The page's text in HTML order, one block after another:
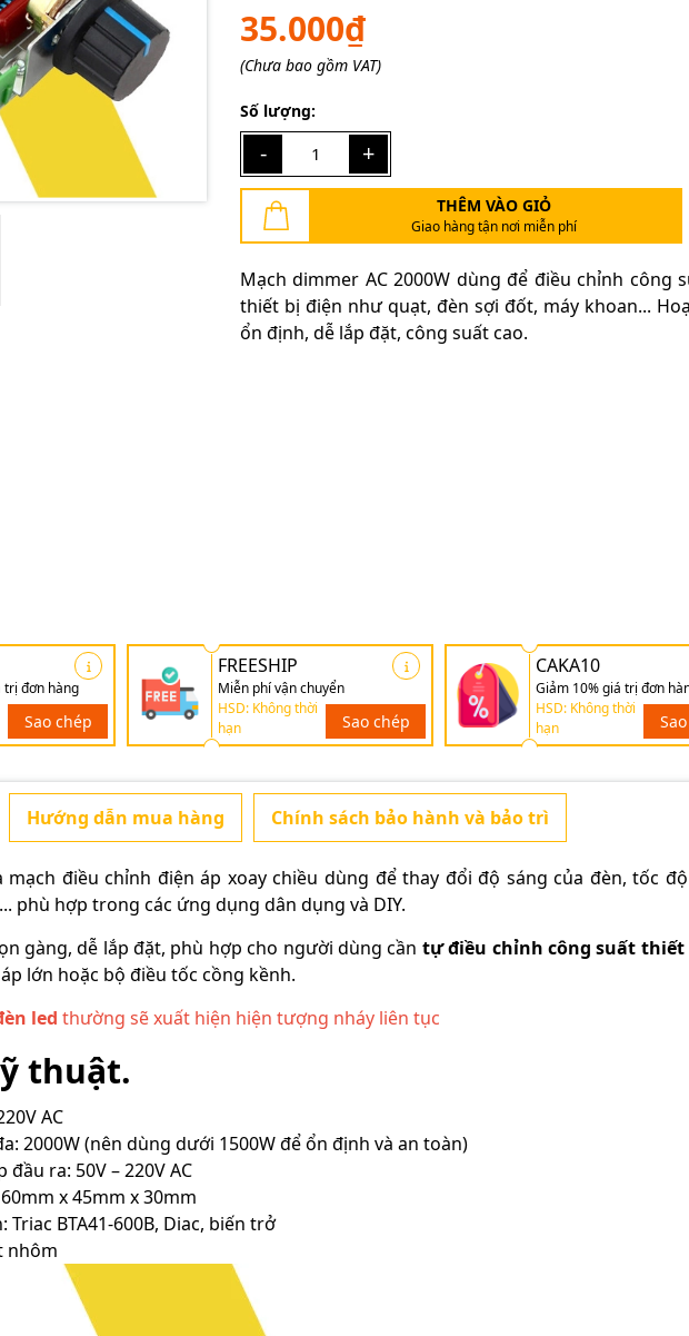
35.000₫
(Chưa bao gồm VAT)
Số lượng:
- +
THÊM VÀO GIỎ
Giao hàng tận nơi miễn phí
Mạch dimmer AC 2000W dùng để điều chỉnh công
thiết bị điện như quạt, đèn sợi đốt, máy khoan...
ổn định, dễ lắp đặt, công suất cao.
trị đơn hàng
Sao chép
FREESHIP
Miễn phí vận chuyển
HSD: Không thời
hạn
Sao chép
CAKA10
Giảm 10% giá trị đơn
HSD: Không thời
hạn
Ngày hết hạn:
Hướng dẫn mua hàng Chính sách bảo hành và bảo trì
điều chỉnh điện áp xoay chiều dùng để thay đổi độ sáng của đèn, tốc
phù hợp trong các ứng dụng dân dụng và DIY.
gàng, dễ lắp đặt, phù hợp cho người dùng cần tự điều chỉnh công suất thiết
lớn hoặc bộ điều tốc cồng kềnh.
led thường sẽ xuất hiện hiện tượng nháy liên tục
thuật.
AC
2000W (nên dùng dưới 1500W để ổn định và an toàn)
ra: 50V – 220V AC
x 45mm x 30mm
BTA41-600B, Diac, biến trở
nhôm